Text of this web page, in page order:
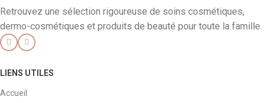
Retrouvez une sélection rigoureuse de soins cosmétiques,
dermo-cosmétiques et produits de beauté pour toute la famille.
LIENS UTILES
Accueil